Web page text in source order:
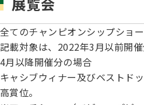
有識者会議の提言について
入会のご案内
チャンピオンタイトル
繁殖についての基礎知識
JKCブリーディングアワード
訓練競技会
ジャックお面を作ってあそぼう
訓練士
スチュワード
全てのチャンピオンシップショー
記載対象は、2022年3月以前開催
4月以降開催分の場合
キャシブウィナー及びベストド
高賞位。